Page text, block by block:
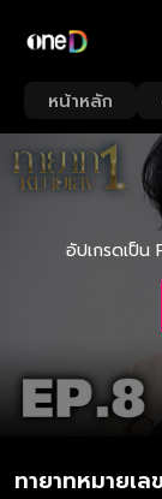
หน้าหลัก
อัปเกรดเป็น
ทายาทหมายเล